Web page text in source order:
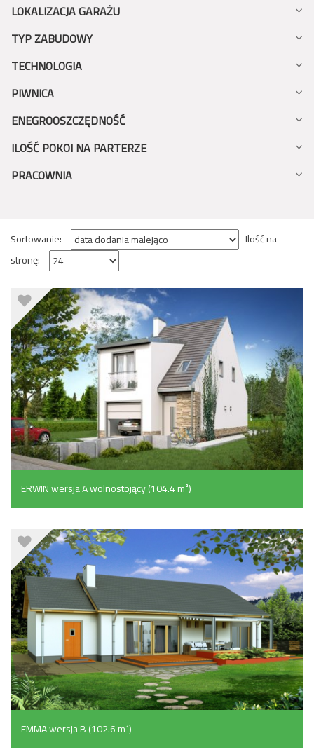
LOKALIZACJA GARAŻU
TYP ZABUDOWY
TECHNOLOGIA
PIWNICA
ENEGROOSZCZĘDNOŚĆ
ILOŚĆ POKOI NA PARTERZE
PRACOWNIA
Sortowanie:
Ilość na
stronę:
ERWIN wersja A wolnostojący (104.4 m²)
EMMA wersja B (102.6 m²)